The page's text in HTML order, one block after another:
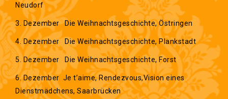
Neudorf
3. Dezember Die Weihnachtsgeschichte, Östringen
4. Dezember Die Weihnachtsgeschichte, Plankstadt
5. Dezember Die Weihnachtsgeschichte, Forst
6. Dezember Je t’aime, Rendezvous,Vision eines
Dienstmädchens, Saarbrücken